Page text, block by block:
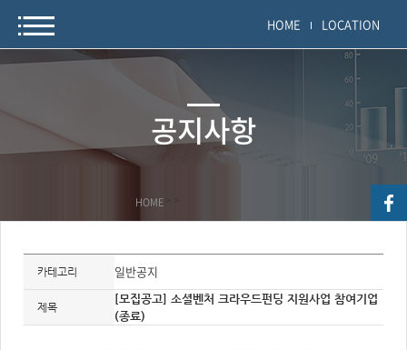
HOME LOCATION
공지사항
HOME > >
자
개
카테고리 일반공지
제목
[모집공고] 소셜벤처 크라우드펀딩 지원사업 참여기업
(종료)